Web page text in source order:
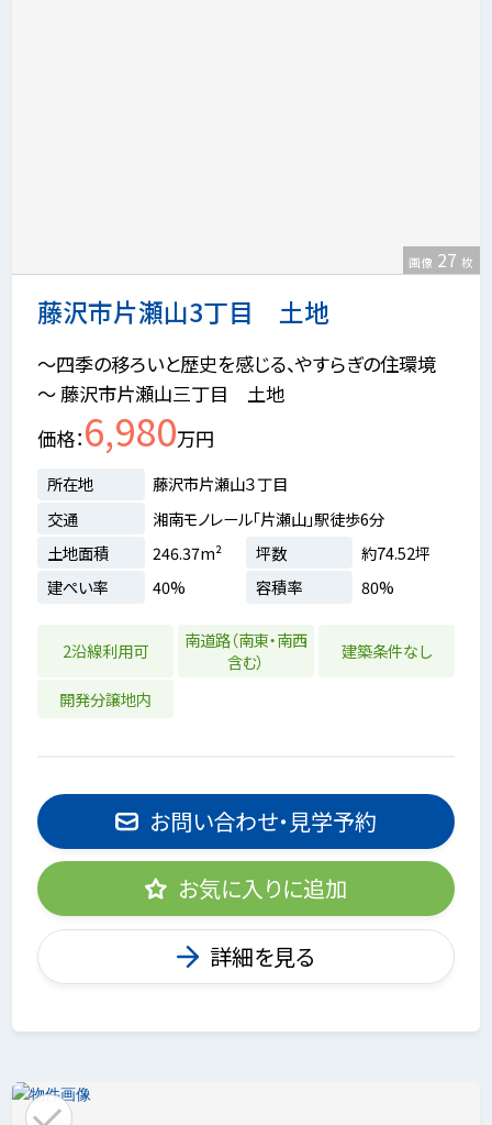
藤沢市片瀬山3丁目 土地
画像 27 枚
～四季の移ろいと歴史を感じる、やすらぎの住環境
～ 藤沢市片瀬山三丁目 土地
価格 6,980万円
所在地
藤沢市片瀬山３丁目
交通
湘南モノレール「片瀬山」駅徒歩6分
土地面積
246.37m² 坪数
約74.52坪
建ぺい率
40% 容積率 80%
2沿線利用可
南道路（南東・南西
含む）
建築条件なし
開発分譲地内
お問い合わせ・見学予約
お気に入りに追加
詳細を見る